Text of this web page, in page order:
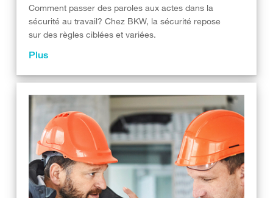
Comment passer des paroles aux actes dans la
sécurité au travail? Chez BKW, la sécurité repose
sur des règles ciblées et variées.
Plus